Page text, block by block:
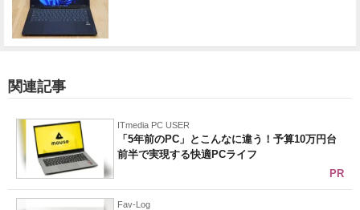
関連記事
ITmedia PC USER
「5年前のPC」とこんなに違う！予算10万円台
前半で実現する快適PCライフ
PR
Fav-Log